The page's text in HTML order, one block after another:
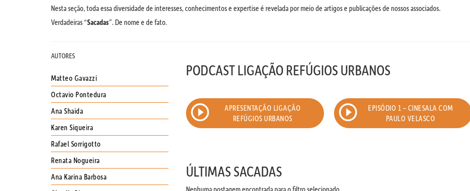
Nesta seção, toda essa diversidade de interesses, conhecimentos e expertise é revelada por meio de artigos e publicações de nossos associados.
Verdadeiras “Sacadas”. De nome e de fato.
AUTORES
Matteo Gavazzi
Octavio Pontedura
Ana Shaida
Karen Siqueira
Rafael Sorrigotto
Renata Nogueira
Ana Karina Barbosa
PODCAST LIGAÇÃO REFÚGIOS URBANOS
EPISÓDIO 109 : PAPO SOBRE
JORNALISMO E ARQUITETURA COM
APRESENTAÇÃO LIGAÇÃO
REFÚGIOS URBANOS
EPISÓDIO 1 – CINESALA COM
PAULO VELASCO
ÚLTIMAS SACADAS